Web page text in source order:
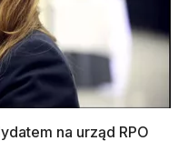
na urząd RPO